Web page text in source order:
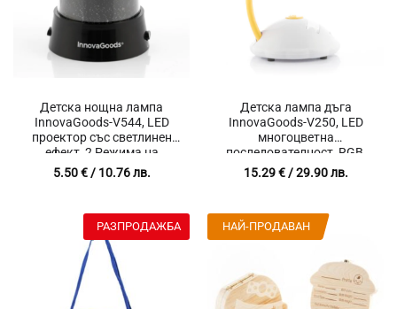
Детска нощна лампа
InnovaGoods-V544, LED
проектор със светлинен
ефект, 2 Режима на
осветление, Бутони за
включване, Захранване 3
захранващ адаптер (DC 4.5
V), Черен
5.50€/ 10.76 лв.
Детска лампа дъга
InnovaGoods-V250, LED
многоцветна
последователност, RGB,
Нощна светлина,
Автоматично изключване,
(1.5 V) или Micro Usb кабел,
Бял
15.29€/ 29.90 лв.
РАЗПРОДАЖБА НАЙ-ПРОДАВАН